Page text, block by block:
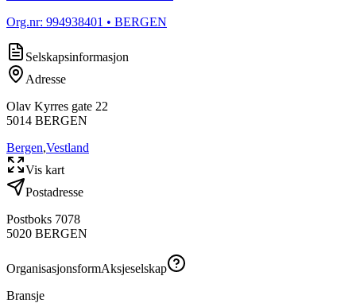
Org.nr: 994938401 • BERGEN
Selskapsinformasjon
Adresse
Olav Kyrres gate 22
5014 BERGEN
Bergen,Vestland
Vis kart
Postadresse
Postboks 7078
5020 BERGEN
OrganisasjonsformAksjeselskap
Bransje